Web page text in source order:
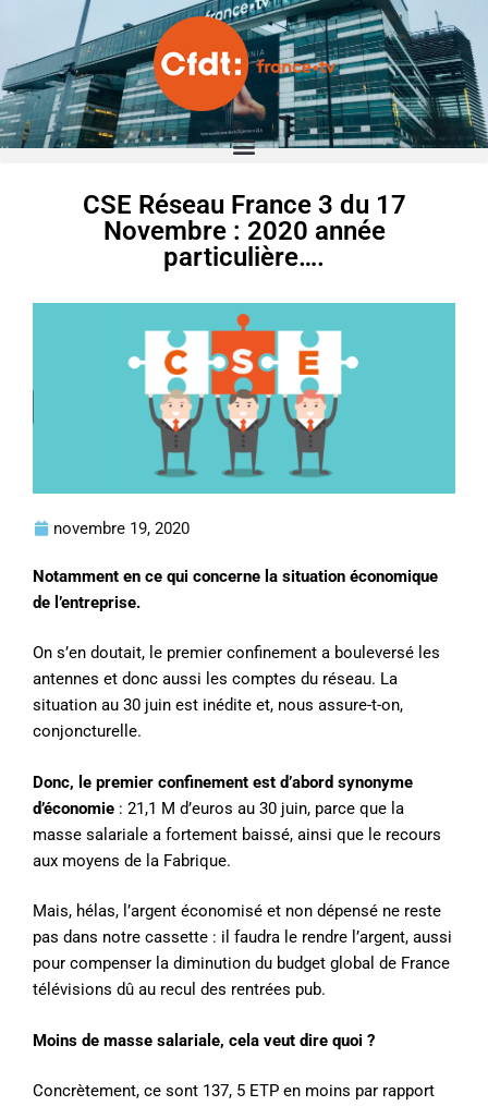
CSE Réseau France 3 du 17
Novembre : 2020 année
particulière….
novembre 19, 2020
Notamment en ce qui concerne la situation économique
de l’entreprise.
On s’en doutait, le premier confinement a bouleversé les
antennes et donc aussi les comptes du réseau. La
situation au 30 juin est inédite et, nous assure-t-on,
conjoncturelle.
Donc, le premier confinement est d’abord synonyme
d’économie : 21,1 M d’euros au 30 juin, parce que la
masse salariale a fortement baissé, ainsi que le recours
aux moyens de la Fabrique.
Mais, hélas, l’argent économisé et non dépensé ne reste
pas dans notre cassette : il faudra le rendre l’argent, aussi
pour compenser la diminution du budget global de France
télévisions dû au recul des rentrées pub.
Moins de masse salariale, cela veut dire quoi ?
Concrètement, ce sont 137, 5 ETP en moins par rapport